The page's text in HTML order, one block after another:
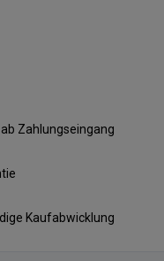
Zahlungseingang
Kaufabwicklung